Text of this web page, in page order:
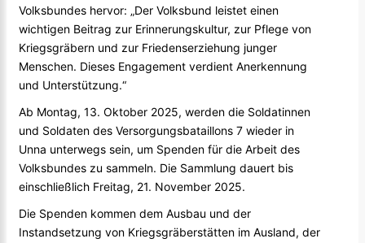
Volksbundes hervor: „Der Volksbund leistet einen
wichtigen Beitrag zur Erinnerungskultur, zur Pflege von
Kriegsgräbern und zur Friedenserziehung junger
Menschen. Dieses Engagement verdient Anerkennung
und Unterstützung.“
Ab Montag, 13. Oktober 2025, werden die Soldatinnen
und Soldaten des Versorgungsbataillons 7 wieder in
Unna unterwegs sein, um Spenden für die Arbeit des
Volksbundes zu sammeln. Die Sammlung dauert bis
einschließlich Freitag, 21. November 2025.
Die Spenden kommen dem Ausbau und der
Instandsetzung von Kriegsgräberstätten im Ausland, der